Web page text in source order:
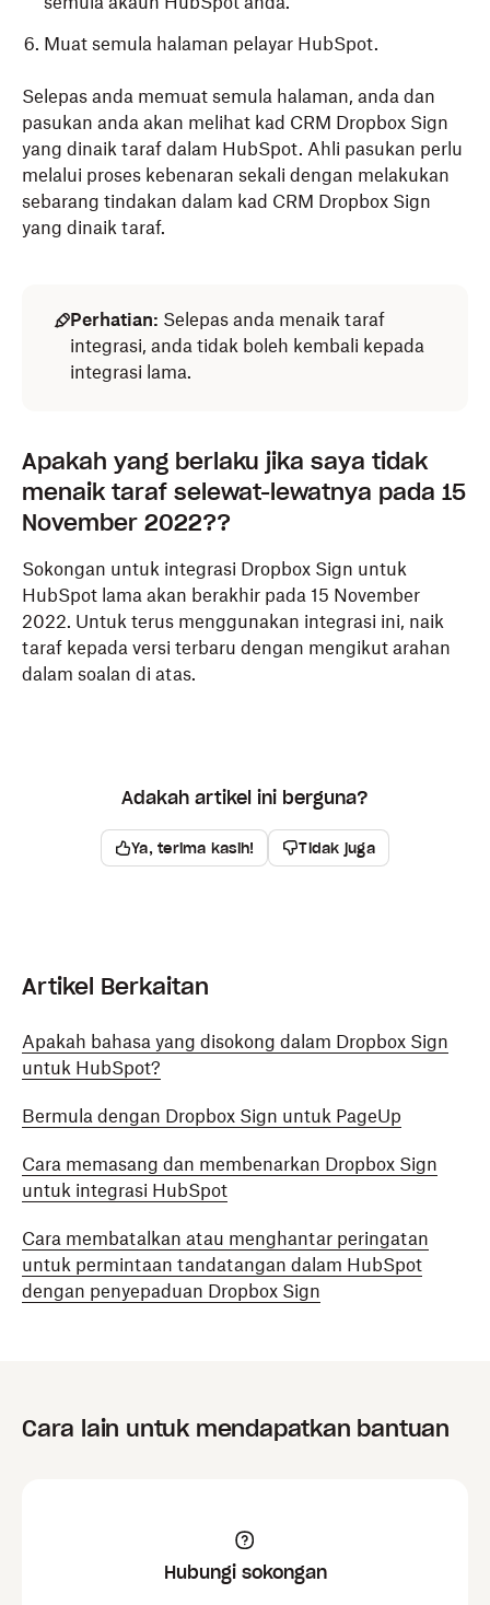
Muat semula halaman pelayar HubSpot.
Selepas anda memuat semula halaman, anda dan
pasukan anda akan melihat kad CRM Dropbox Sign
yang dinaik taraf dalam HubSpot. Ahli pasukan perlu
melalui proses kebenaran sekali dengan melakukan
sebarang tindakan dalam kad CRM Dropbox Sign
yang dinaik taraf.
Perhatian: Selepas anda menaik taraf
integrasi, anda tidak boleh kembali kepada
integrasi lama.
Apakah yang berlaku jika saya tidak
menaik taraf selewat-lewatnya pada 15
November 2022??
Sokongan untuk integrasi Dropbox Sign untuk
HubSpot lama akan berakhir pada 15 November
2022. Untuk terus menggunakan integrasi ini, naik
taraf kepada versi terbaru dengan mengikut arahan
dalam soalan di atas.
Adakah artikel ini berguna?
Ya, terima kasih! Tidak juga
Artikel Berkaitan
Apakah bahasa yang disokong dalam Dropbox Sign
untuk HubSpot?
Bermula dengan Dropbox Sign untuk PageUp
Cara memasang dan membenarkan Dropbox Sign
untuk integrasi HubSpot
Cara membatalkan atau menghantar peringatan
untuk permintaan tandatangan dalam HubSpot
dengan penyepaduan Dropbox Sign
Cara lain untuk mendapatkan bantuan
Hubungi sokongan